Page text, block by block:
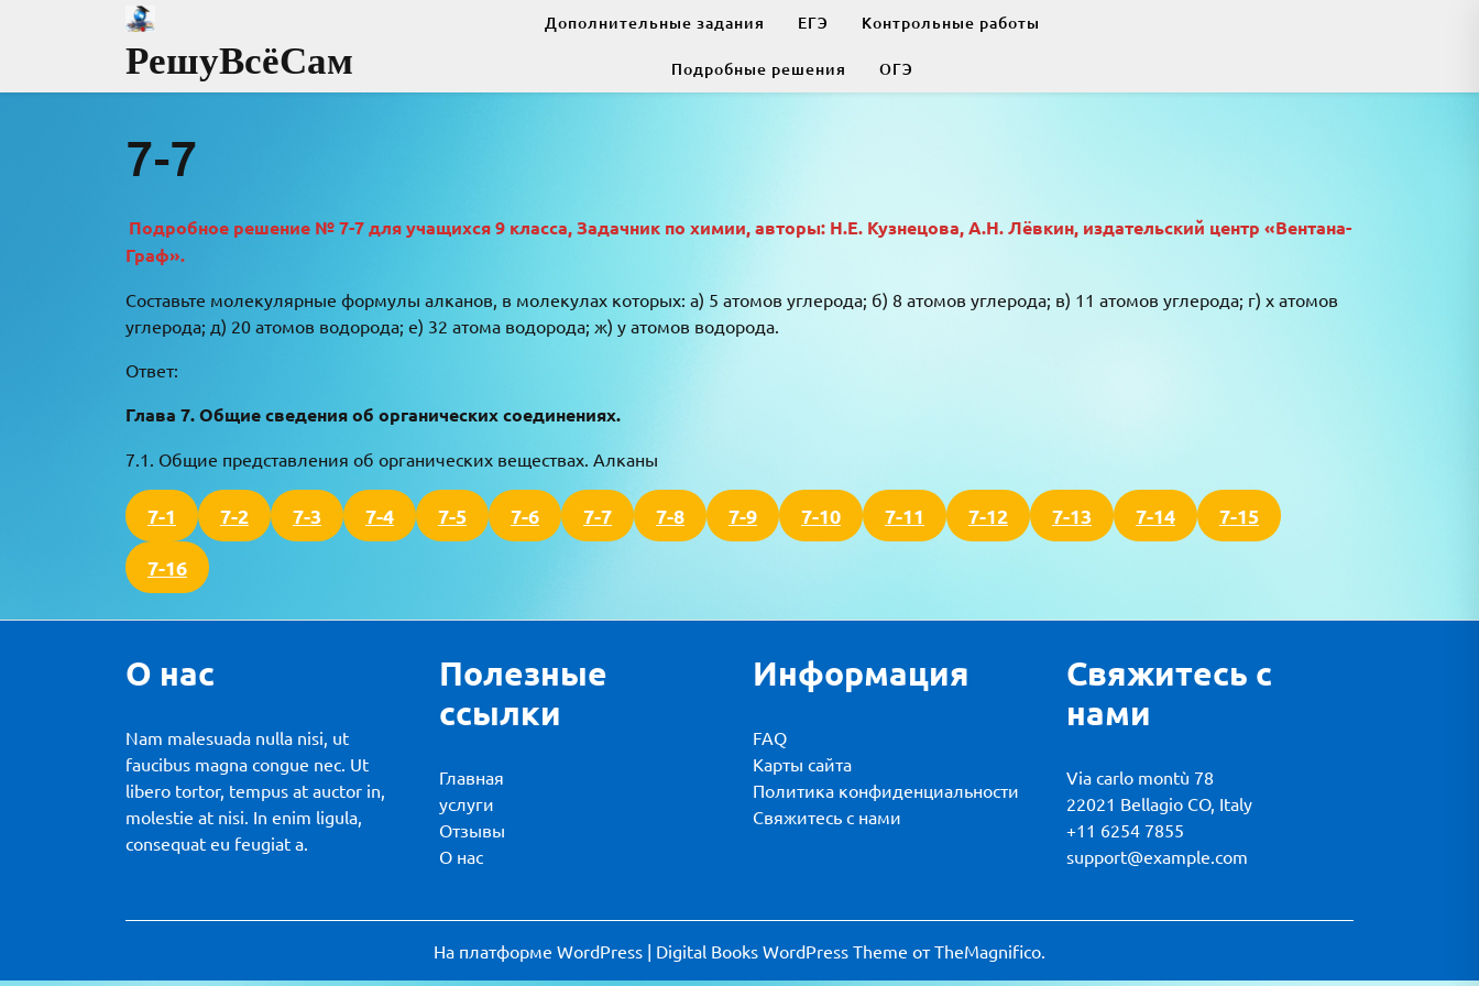
РешуВсёСам
Дополнительные задания ЕГЭ Контрольные работы
Подробные решения ОГЭ
7-7
Подробное решение № 7-7 для учащихся 9 класса, Задачник по химии, авторы: Н.Е. Кузнецова, А.Н. Лёвкин, издательский центр «Вентана-
Граф».
Составьте молекулярные формулы алканов, в молекулах которых: а) 5 атомов углерода; б) 8 атомов углерода; в) 11 атомов углерода; г) х атомов
углерода; д) 20 атомов водорода; е) 32 атома водорода; ж) y атомов водорода.
Ответ:
Глава 7. Общие сведения об органических соединениях.
7.1. Общие представления об органических веществах. Алканы
7-1 7-2 7-3 7-4 7-5 7-6 7-7 7-8 7-9 7-10 7-11 7-12 7-13 7-14 7-15
7-16
О нас
Nam malesuada nulla nisi, ut
faucibus magna congue nec. Ut
libero tortor, tempus at auctor in,
molestie at nisi. In enim ligula,
consequat eu feugiat a.
Полезные
ссылки
Главная
услуги
Отзывы
О нас
Информация
FAQ
Карты сайта
Политика конфиденциальности
Свяжитесь с нами
Свяжитесь с
нами
Via carlo montù 78
22021 Bellagio CO, Italy
+11 6254 7855
support@example.com
На платформе WordPress | Digital Books WordPress Theme от TheMagnifico.